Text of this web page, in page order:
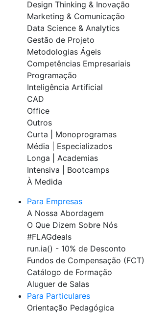
Design Thinking & Inovação
Marketing & Comunicação
Data Science & Analytics
Gestão de Projeto
Metodologias Ágeis
Competências Empresariais
Programação
Inteligência Artificial
CAD
Office
Outros
Curta | Monoprogramas
Média | Especializados
Longa | Academias
Intensiva | Bootcamps
À Medida
Para Empresas
A Nossa Abordagem
O Que Dizem Sobre Nós
#FLAGdeals
run.ia() - 10% de Desconto
Fundos de Compensação (FCT)
Catálogo de Formação
Aluguer de Salas
Para Particulares
Orientação Pedagógica